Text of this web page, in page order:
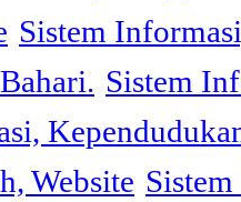
Sistem
Sistem
Website